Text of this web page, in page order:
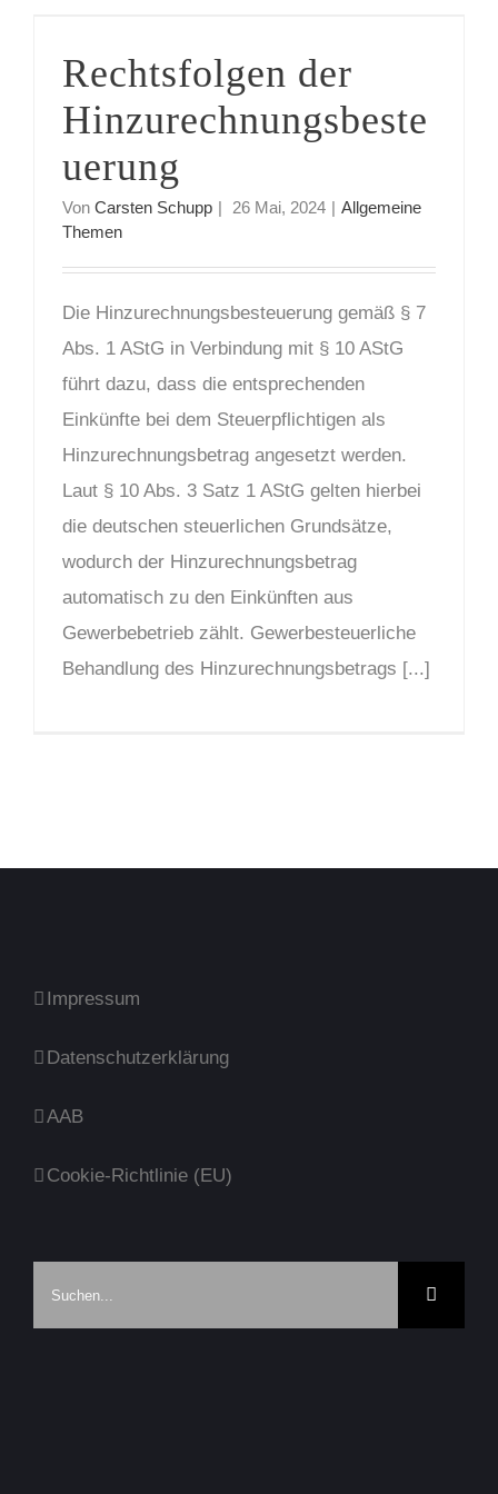
Rechtsfolgen der
Hinzurechnungsbeste
uerung
Von Carsten Schupp | 26 Mai, 2024 | Allgemeine
Themen
Die Hinzurechnungsbesteuerung gemäß § 7
Abs. 1 AStG in Verbindung mit § 10 AStG
führt dazu, dass die entsprechenden
Einkünfte bei dem Steuerpflichtigen als
Hinzurechnungsbetrag angesetzt werden.
Laut § 10 Abs. 3 Satz 1 AStG gelten hierbei
die deutschen steuerlichen Grundsätze,
wodurch der Hinzurechnungsbetrag
automatisch zu den Einkünften aus
Gewerbebetrieb zählt. Gewerbesteuerliche
Behandlung des Hinzurechnungsbetrags [...]
Impressum
Datenschutzerklärung
AAB
Cookie-Richtlinie (EU)